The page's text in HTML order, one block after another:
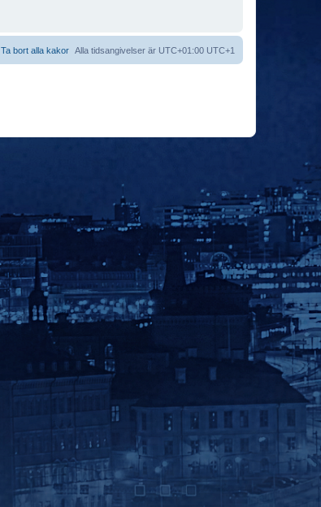
Alla tidsangivelser är UTC+01:00 UTC+1
Ta bort alla kakor